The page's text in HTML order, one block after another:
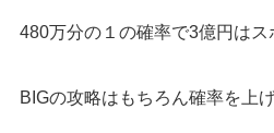
480万分の１の確率で3億円はス
BIGの攻略はもちろん確率を上